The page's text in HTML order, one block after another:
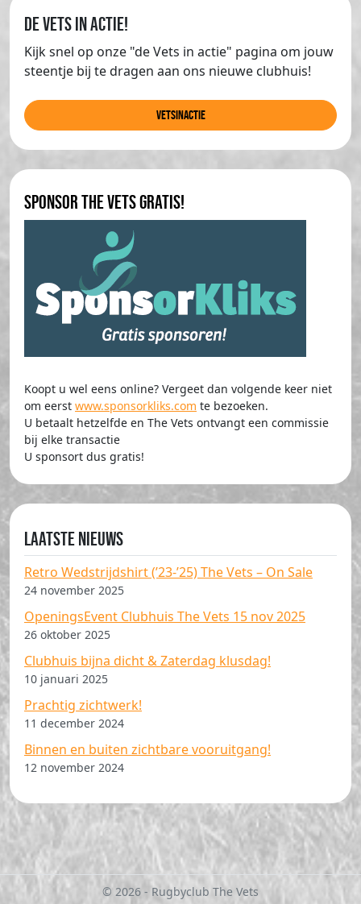
de Vets in actie!
Kijk snel op onze "de Vets in actie" pagina om jouw
steentje bij te dragen aan ons nieuwe clubhuis!
Vetsinactie
Sponsor The Vets gratis!
Koopt u wel eens online? Vergeet dan volgende keer niet
om eerst www.sponsorkliks.com te bezoeken.
U betaalt hetzelfde en The Vets ontvangt een commissie
bij elke transactie
U sponsort dus gratis!
Laatste nieuws
Retro Wedstrijdshirt (’23-’25) The Vets – On Sale
24 november 2025
OpeningsEvent Clubhuis The Vets 15 nov 2025
26 oktober 2025
Clubhuis bijna dicht & Zaterdag klusdag!
10 januari 2025
Prachtig zichtwerk!
11 december 2024
Binnen en buiten zichtbare vooruitgang!
12 november 2024
© 2026 - Rugbyclub The Vets